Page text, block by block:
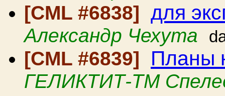
[CML #6838] для
Александр Чехута
[CML #6839] Планы
ГЕЛИКТИТ-ТМ